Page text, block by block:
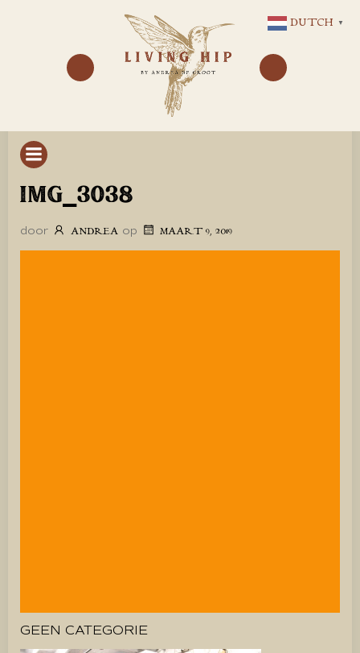
NAAR
DE
INHOUD
IMG_3038
door ANDREA op MAART 9, 2019
GEEN CATEGORIE
DUTCH ▼